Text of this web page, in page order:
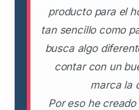
producto para el
tan sencillo como
busca algo
contar con un
marca la
Por eso he